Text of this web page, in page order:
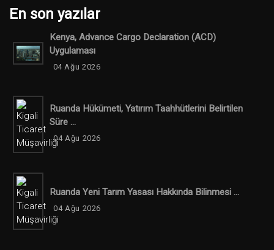
En son yazılar
Kenya, Advance Cargo Declaration (ACD)
Uygulaması
04 Ağu 2026
Ruanda Hükümeti, Yatırım Taahhütlerini Belirtilen
Süre ...
04 Ağu 2026
Ruanda Yeni Tarım Yasası Hakkında Bilinmesi ...
04 Ağu 2026